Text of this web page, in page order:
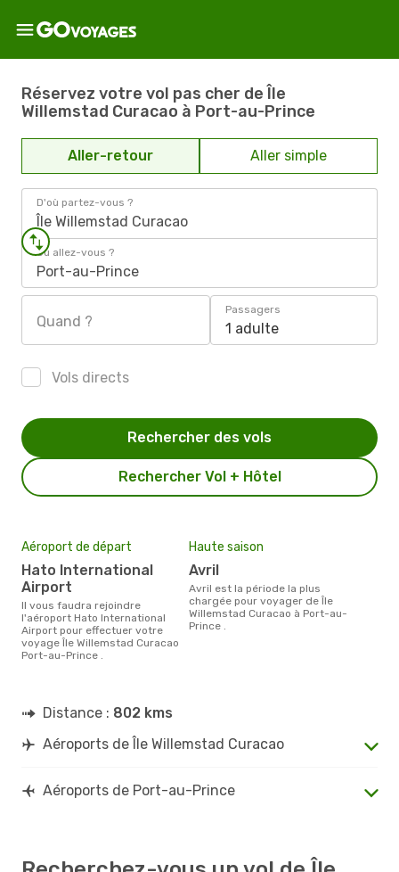
Réservez votre vol pas cher de Île
Willemstad Curacao à Port-au-Prince
Aller-retour Aller simple
D'où partez-vous ?
Île Willemstad Curacao
Où allez-vous ?
Port-au-Prince
Quand ?
Passagers
1 adulte
Vols directs
Rechercher Vol + Hôtel
Rechercher des vols
Aéroport de départ
Hato International
Airport
Il vous faudra rejoindre
l'aéroport Hato International
Airport pour effectuer votre
voyage Île Willemstad Curacao
Port-au-Prince .
Haute saison
avril
avril est la période la plus
chargée pour voyager de Île
Willemstad Curacao à Port-au-
Prince .
Distance : 802 kms
Aéroports de Île Willemstad Curacao
Aéroports de Port-au-Prince